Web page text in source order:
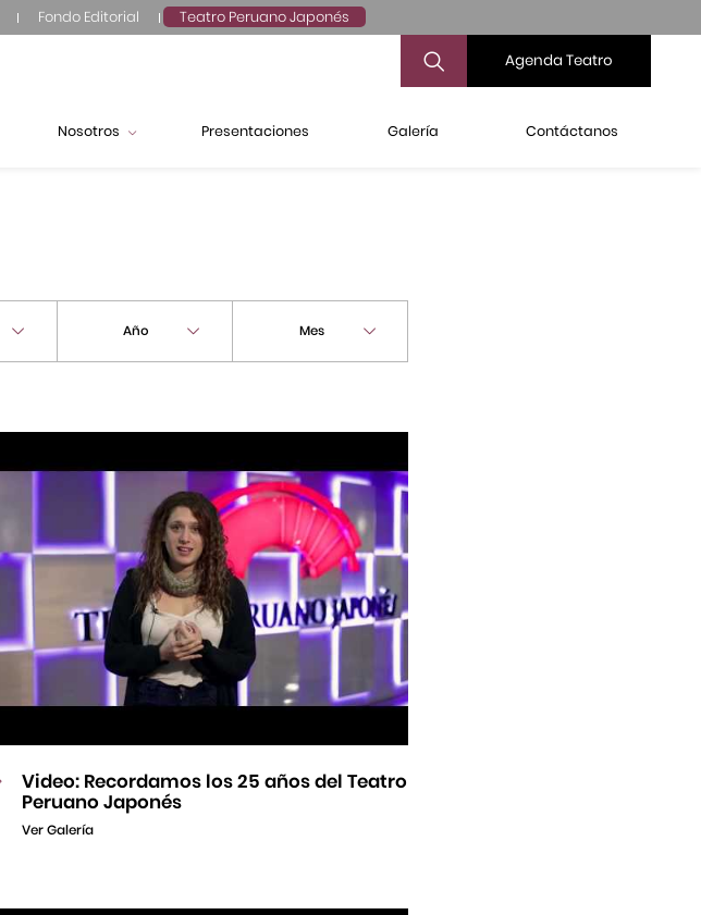
Fondo Editorial Teatro Peruano Japonés
Agenda Teatro
Nosotros Presentaciones Galería Contáctanos
Año Mes
Video: Recordamos los 25 años del Teatro
Peruano Japonés
Ver Galería